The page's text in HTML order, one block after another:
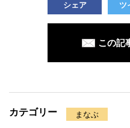
シェア ツ
この記
カテゴリー まなぶ